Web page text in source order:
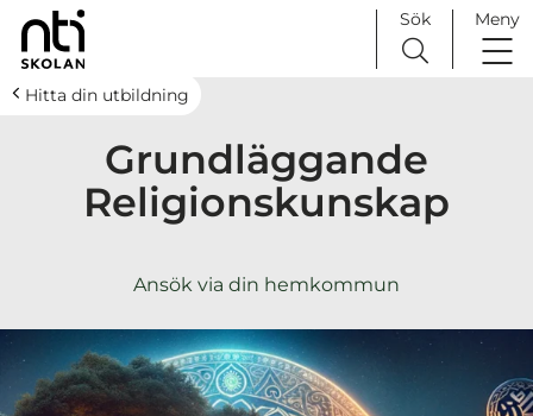
H
Huvudnavigation
Sök Meny
Hitta din utbildning
Grundläggande
Religionskunskap
Ansök via din hemkommun